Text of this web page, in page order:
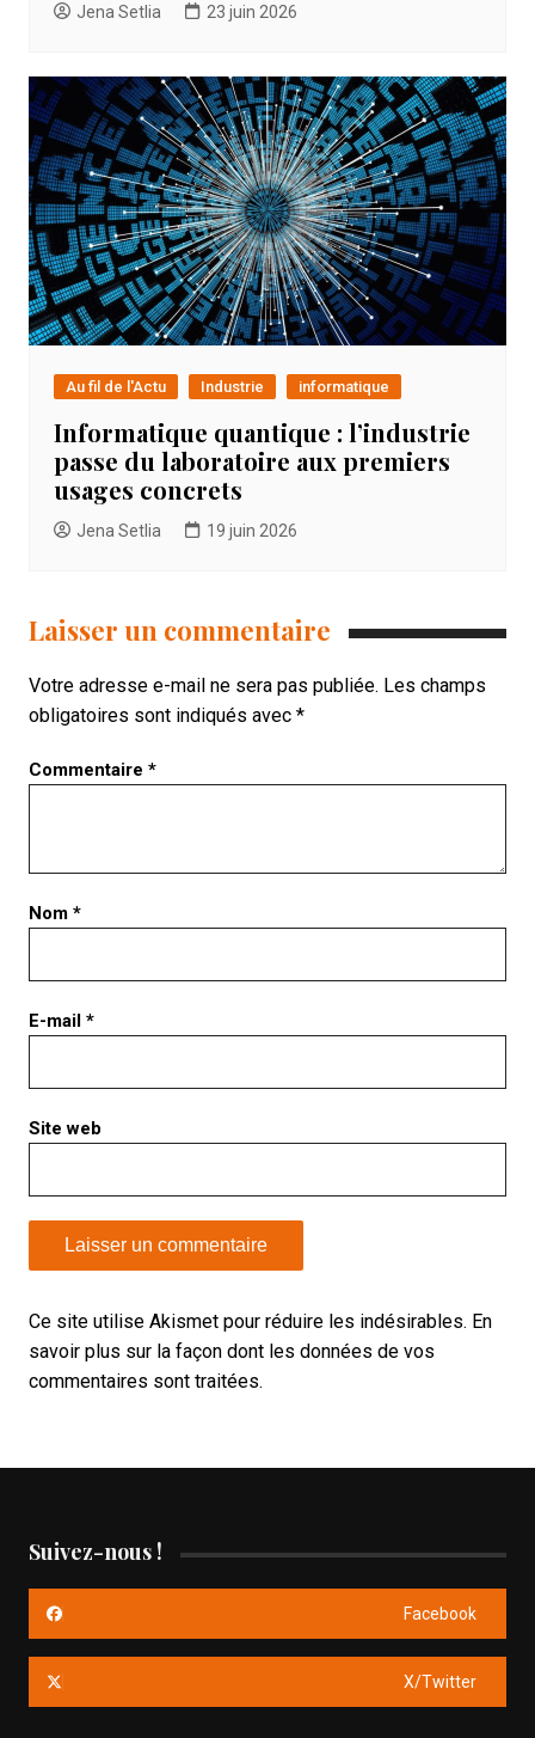
Jena Setlia 23 juin 2026
Au fil de l'Actu Industrie informatique
Informatique quantique : l’industrie
passe du laboratoire aux premiers
usages concrets
Jena Setlia 19 juin 2026
Laisser un commentaire
Votre adresse e-mail ne sera pas publiée. Les champs
obligatoires sont indiqués avec *
Commentaire *
Nom *
E-mail *
Site web
Ce site utilise Akismet pour réduire les indésirables. En
savoir plus sur la façon dont les données de vos
commentaires sont traitées.
Suivez-nous !
Facebook
X/Twitter